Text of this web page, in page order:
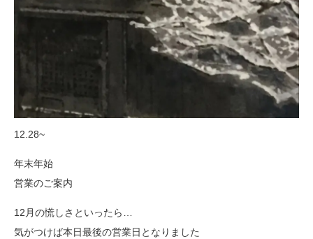
12.28~
年末年始
営業のご案内
12月の慌しさといったら…
気がつけば本日最後の営業日となりました